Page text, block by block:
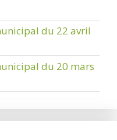
du 22 avril
du 20 mars